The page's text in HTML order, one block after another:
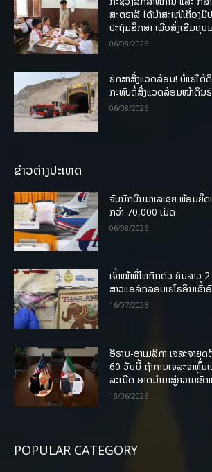
ສະຕຣາລີ ໄດ້ນຳສະເໜີເຄື່ອງ
ປະຖົມສຶກສາ ເພື່ອສົ່ງເສີມຄຸນ
06/08/2026
ຮັກສາສິ່ງແວດລ້ອມ! ບໍ່ແຮ່ໃ
ກະທົບຕໍ່ສິ່ງແວດລ້ອມໜ້າດິນ
06/08/2026
ຂ່າວຕ່າງປະເທດ
ຈັບນັກບິນມາເລເຊຍ ພ້ອມຍຶດ
ກວ່າ 70,000 ເມັດ
06/08/2026
ເຈົ້າໜ້າທີ່ໄທກັກຕົວ ຄົນລາວ
ສາວແອລັກລອບເຮໂຣອີນເຂົ້າ
16/07/2026
ອີຣານ-ອາເມລິກາ ເຈລະຈາຍຸ
60 ວັນນີ້ ຖ້າການເຈລະຈາຫຼົ້ມ
ລະເມີດ ອາດນໍາມາສູ່ຄວາມຂັດ
18/06/2026
POPULAR CATEGORY